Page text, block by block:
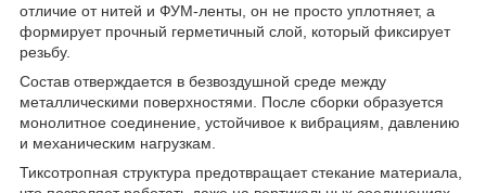
отличие от нитей и ФУМ-ленты, он не просто уплотняет, а
формирует прочный герметичный слой, который фиксирует
резьбу.
Состав отверждается в безвоздушной среде между
металлическими поверхностями. После сборки образуется
монолитное соединение, устойчивое к вибрациям, давлению
и механическим нагрузкам.
Тиксотропная структура предотвращает стекание материала,